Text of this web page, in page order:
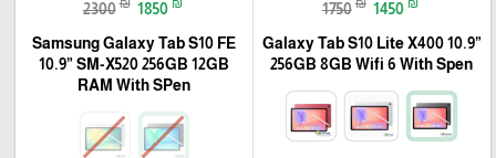
1750 ₪ 1450 ₪
Galaxy Tab S10 Lite X400 10.9”
256GB 8GB Wifi 6 With Spen
2300 ₪ 1850 ₪
Samsung Galaxy Tab S10 FE
10.9” SM-X520 256GB 12GB
RAM With SPen